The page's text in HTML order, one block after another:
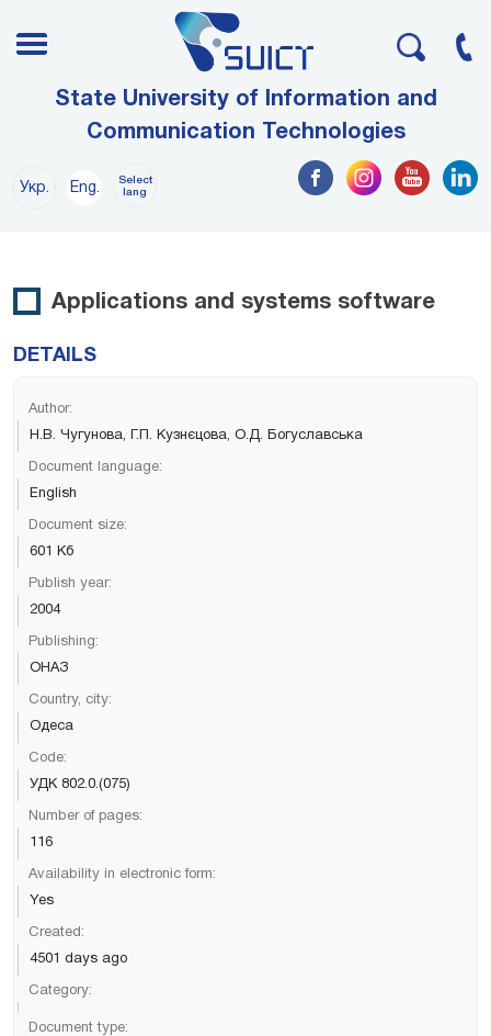
State University of Information and
Communication Technologies
Укр. Eng.
Select
lang
Applications and systems software
DETAILS
Author:
Н.В. Чугунова, Г.П. Кузнєцова, О.Д. Богуславська
Document language:
English
Document size:
601 Кб
Publish year:
2004
Publishing:
ОНАЗ
Country, city:
Одеса
Code:
УДК 802.0.(075)
Number of pages:
116
Availability in electronic form:
Yes
Created:
4501 days ago
Category:
Document type: